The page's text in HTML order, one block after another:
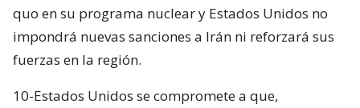
quo en su programa nuclear y Estados Unidos no
impondrá nuevas sanciones a Irán ni reforzará sus
fuerzas en la región.
10-Estados Unidos se compromete a que,